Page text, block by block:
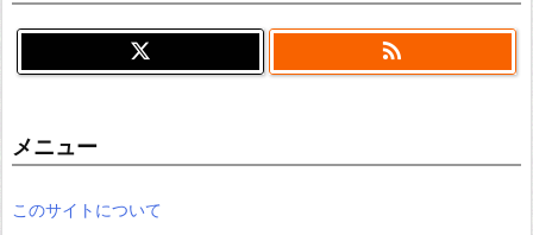

メニュー
このサイトについて